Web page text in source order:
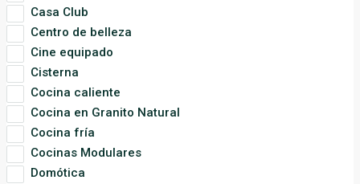
Casa Club
Centro de belleza
Cine equipado
Cisterna
Cocina caliente
Cocina en Granito Natural
Cocina fría
Cocinas Modulares
Domótica